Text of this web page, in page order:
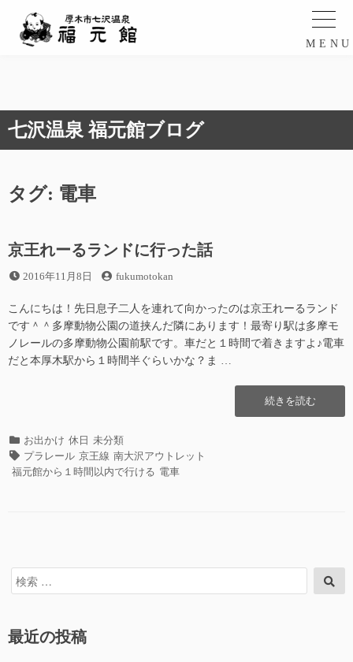
MENU
ス
キ七沢温泉 福元館ブログ
タグ: 電車
京王れーるランドに行った話
投
日
2016年11月8日
投
者
fukumotokan
こんにちは！先日息子二人を連れて向かったのは京王れーるランド
です＾＾多摩動物公園の道挟んだ隣にあります！最寄り駅は多摩モ
ノレールの多摩動物公園前駅です。車だと１時間で着きますよ♪電車
だと本厚木駅から１時間半ぐらいかな？ま …
“京
王
続きを読む
カ
テ
ゴ
お出かけ 休日 未分類
タ
グ
プラレール 京王線 南大沢アウトレット
福元館から１時間以内で行ける 電車
検
索
索
最近の投稿